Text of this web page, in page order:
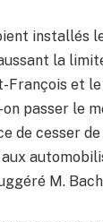
installés
la
François et
passer le
de cesser
M.